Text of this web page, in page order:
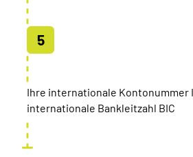
Ihre internationale Kontonummer
internationale Bankleitzahl BIC